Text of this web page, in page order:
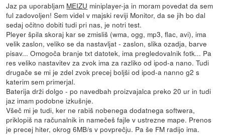
Jaz pa uporabljam MEIZU miniplayer-ja in moram povedat da sem
ful zadovoljen! Sem videl v majski reviji Monitor, da se jih bo dal
sedaj očitno dobiti tudi pri nas, je notri test.
Pleyer špila skoraj kar se zmisliš (wma, ogg, mp3, flac, avi), ima
velik zaslon, veliko se da nastavljat - zaslon, slika ozadja, barve
pisav... Omogoča branje txt datotek, ima pregledovalnik fotk... Pa
res veliko nastavitev za zvok ima za razliko od ipod-a nano. Tudi
drugače se mi je zdel zvok precej boljši od ipod-a nanno g2 s
katerim sem primerjal.
Baterija drži dolgo - po navedbah proizvajalca preko 20 ur in tudi
jaz imam podobne izkušnje.
Všeč mi je tudi, ker ne rabiš nobenega dodatnega softwera,
priklopiš na računalnik in namečeš fajle v ustrezne mape. Prenos
je precej hiter, okrog 6MB/s v povprečju. Pa še FM radijo ima.